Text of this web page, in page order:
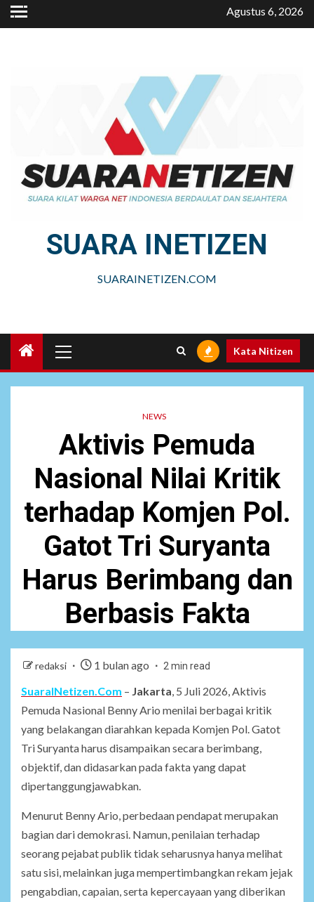
Skip
to
Agustus 6, 2026
SUARA INETIZEN
SUARAINETIZEN.COM
Menu
Kata Nitizen
NEWS
Aktivis Pemuda
Nasional Nilai Kritik
terhadap Komjen Pol.
Gatot Tri Suryanta
Harus Berimbang dan
Berbasis Fakta
redaksi 1 bulan ago 2 min read
SuaraINetizen.Com – Jakarta, 5 Juli 2026, Aktivis
Pemuda Nasional Benny Ario menilai berbagai kritik
yang belakangan diarahkan kepada Komjen Pol. Gatot
Tri Suryanta harus disampaikan secara berimbang,
objektif, dan didasarkan pada fakta yang dapat
dipertanggungjawabkan.
Menurut Benny Ario, perbedaan pendapat merupakan
bagian dari demokrasi. Namun, penilaian terhadap
seorang pejabat publik tidak seharusnya hanya melihat
satu sisi, melainkan juga mempertimbangkan rekam jejak
pengabdian, capaian, serta kepercayaan yang diberikan